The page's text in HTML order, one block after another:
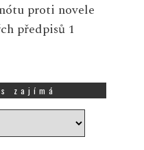
proti novele
předpisů 1
zajímá